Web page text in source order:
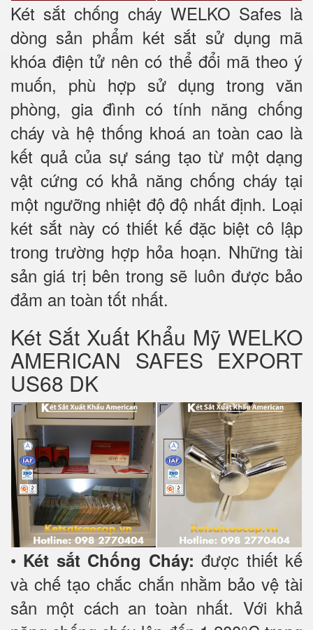
Két sắt chống cháy WELKO Safes là
dòng sản phẩm két sắt sử dụng mã
khóa điện tử nên có thể đổi mã theo ý
muốn, phù hợp sử dụng trong văn
phòng, gia đình có tính năng chống
cháy và hệ thống khoá an toàn cao là
kết quả của sự sáng tạo từ một dạng
vật cứng có khả năng chống cháy tại
một ngưỡng nhiệt độ độ nhất định. Loại
két sắt này có thiết kế đặc biệt cô lập
trong trường hợp hỏa hoạn. Những tài
sản giá trị bên trong sẽ luôn được bảo
đảm an toàn tốt nhất.
Két Sắt Xuất Khẩu Mỹ WELKO
AMERICAN SAFES EXPORT
US68 DK
• Két sắt Chống Cháy: được thiết kế
và chế tạo chắc chắn nhằm bảo vệ tài
sản một cách an toàn nhất. Với khả